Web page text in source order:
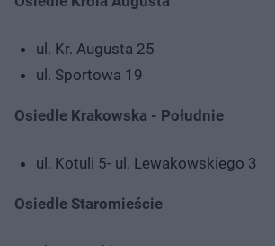
ul. Kr. Augusta 25
ul. Sportowa 19
Osiedle Krakowska - Południe
ul. Kotuli 5- ul. Lewakowskiego 3
Osiedle Staromieście